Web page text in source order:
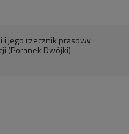
i jego rzecznik prasowy
(Poranek Dwójki)